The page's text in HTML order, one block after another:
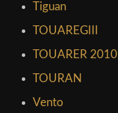
Tiguan
TOUAREGIII
TOUARER 2010
TOURAN
Vento